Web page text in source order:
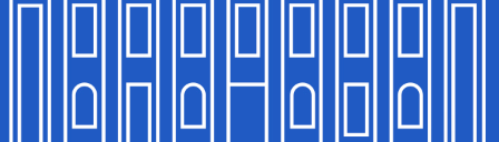
Erakutsi/Ezkutatu
Erakutsi/Ezkutatu
Erakutsi/Ezkutatu